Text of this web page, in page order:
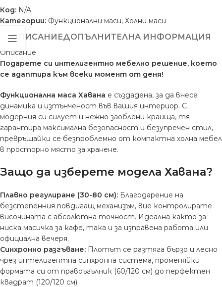
Код: N/A
Категории: Функционални маси, Холни маси
ОПИСАНИЕДОПЪЛНИТЕЛНА ИНФОРМАЦИЯ
Описание
Подарете си интелигентно мебелно решение, което
се адаптира към всеки момент от деня!
Функционална маса Хавана е създадена, за да внесе
динамика и изтънченост във вашия интериор. С
модерния си силует и нежно заоблени краища, тя
гарантира максимална безопасност и безупречен стил,
превръщайки се безпроблемно от компактна холна мебел
в просторно място за хранене.
Защо да изберете модела Хавана?
Плавно регулиране (30-80 см): Благодарение на
безстепенния повдигащ механизъм, вие контролирате
височината с абсолютна точност. Идеална както за
ниска масичка за кафе, така и за изправена работа или
официална вечеря.
Синхронно разгъване: Плотът се разтяга бързо и лесно
чрез интелигентна синхронна система, променяйки
формата си от правоъгълник (60/120 см) до перфектен
квадрат (120/120 см).